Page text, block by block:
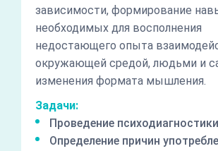
зависимости, формирование
необходимых для восполнения
недостающего опыта
окружающей средой, людьми и
изменения формата мышления.
Задачи:
Проведение психодиагностики
Определение причин